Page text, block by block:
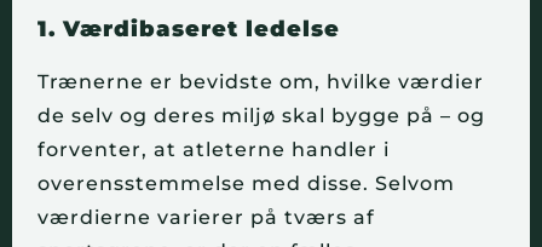
1. Værdibaseret ledelse
Trænerne er bevidste om, hvilke værdier
de selv og deres miljø skal bygge på – og
forventer, at atleterne handler i
overensstemmelse med disse. Selvom
værdierne varierer på tværs af